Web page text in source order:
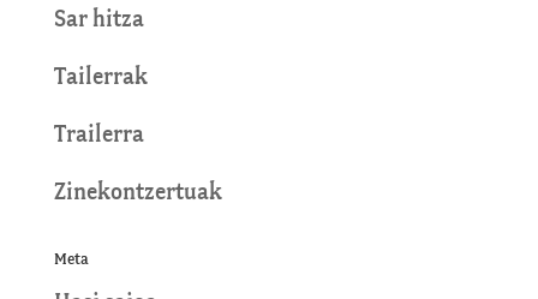
Sar hitza
Tailerrak
Trailerra
Zinekontzertuak
Meta